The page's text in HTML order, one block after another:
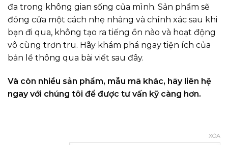
đa trong không gian sống của mình. Sản phẩm sẽ
đóng cửa một cách nhẹ nhàng và chính xác sau khi
bạn đi qua, không tạo ra tiếng ồn nào và hoạt động
vô cùng trơn tru. Hãy khám phá ngay tiện ích của
bản lề thông qua bài viết sau đây.
Và còn nhiều sản phẩm, mẫu mã khác, hãy liên hệ
ngay với chúng tôi để được tư vấn kỹ càng hơn.
XÓA